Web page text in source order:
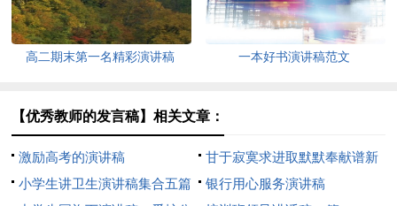
高二期末第一名精彩演讲稿 一本好书演讲稿范文
【优秀教师的发言稿】相关文章：
激励高考的演讲稿
甘于寂寞求进取默默奉献谱新
篇演讲稿
小学生讲卫生演讲稿集合五篇
银行用心服务演讲稿